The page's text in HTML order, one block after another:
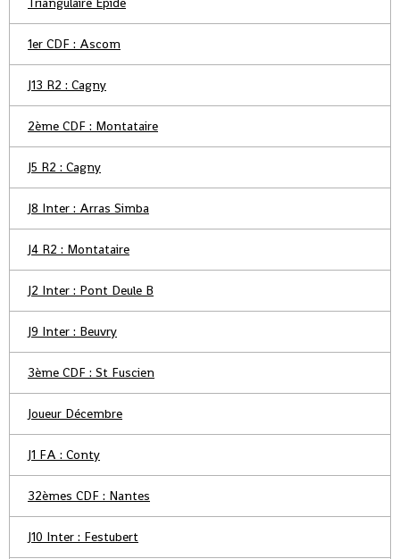
1er CDF : Ascom
J13 R2 : Cagny
2ème CDF : Montataire
J5 R2 : Cagny
J8 Inter : Arras Simba
J4 R2 : Montataire
J2 Inter : Pont Deule B
J9 Inter : Beuvry
3ème CDF : St Fuscien
Joueur Décembre
J1 FA : Conty
32èmes CDF : Nantes
J10 Inter : Festubert